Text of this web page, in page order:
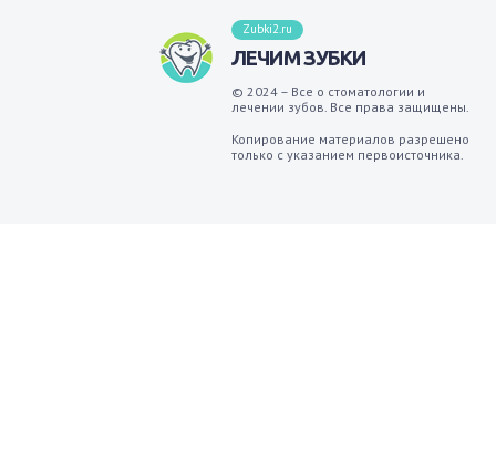
Zubki2.ru
ЛЕЧИМ ЗУБКИ
© 2024 – Все о стоматологии и
лечении зубов. Все права защищены.
Копирование материалов разрешено
только с указанием первоисточника.